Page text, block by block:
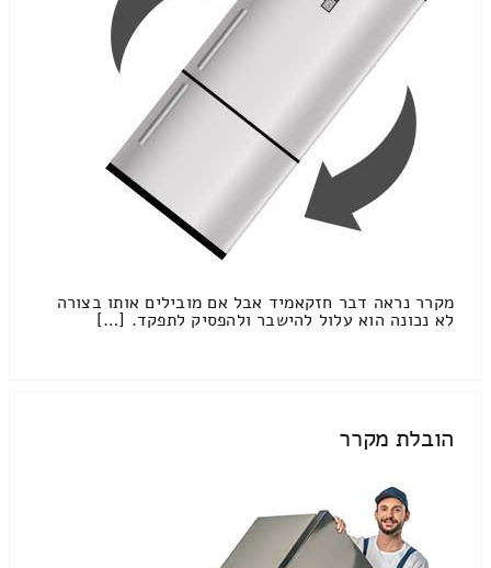
מקרר נראה דבר חזקאמיד אבל אם מובילים אותו בצורה
לא נכונה הוא עלול להישבר ולהפסיק לתפקד. […]
הובלת מקרר